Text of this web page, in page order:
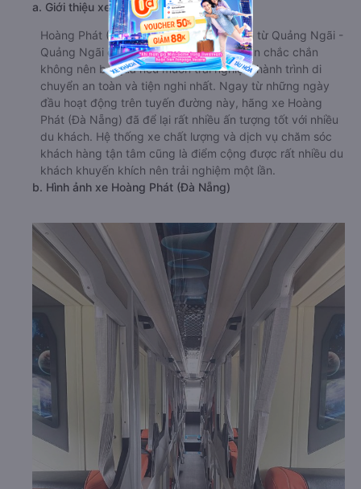
a. Giới thiệu xe Hoàng Phát (Đà Nẵng)
Hoàng Phát (Đà Nẵng) là hãng xe khách từ Quảng Ngãi -
Quảng Ngãi đi Krông Bông - Đắk Lắk bạn chắc chắn
không nên bỏ qua nếu muốn trải nghiệm hành trình di
chuyển an toàn và tiện nghi nhất. Ngay từ những ngày
đầu hoạt động trên tuyến đường này, hãng xe Hoàng
Phát (Đà Nẵng) đã để lại rất nhiều ấn tượng tốt với nhiều
du khách. Hệ thống xe chất lượng và dịch vụ chăm sóc
khách hàng tận tâm cũng là điểm cộng được rất nhiều du
khách khuyến khích nên trải nghiệm một lần.
b. Hình ảnh xe Hoàng Phát (Đà Nẵng)